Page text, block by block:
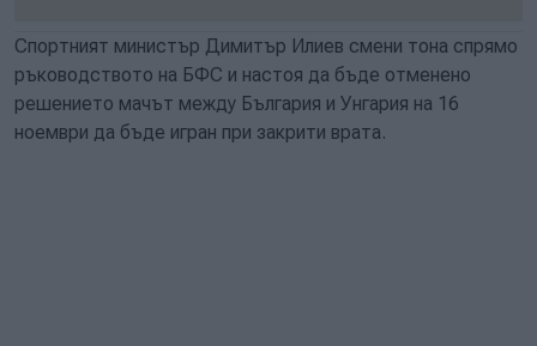
Спортният министър Димитър Илиев смени тона спрямо
ръководството на БФС и настоя да бъде отменено
решението мачът между България и Унгария на 16
ноември да бъде игран при закрити врата.